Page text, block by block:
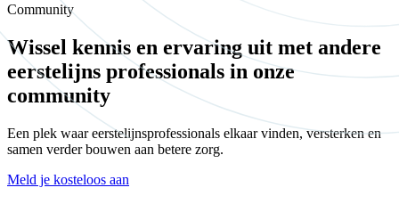
Community
Wissel kennis en ervaring uit met andere
eerstelijns professionals in onze
community
Een plek waar eerstelijnsprofessionals elkaar vinden, versterken en
samen verder bouwen aan betere zorg.
Meld je kosteloos aan